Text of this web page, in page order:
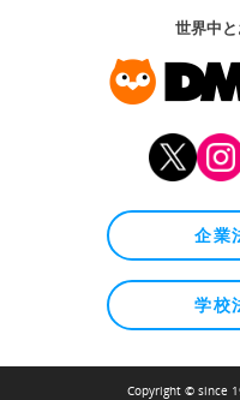
世界中
企業
学校
Copyright © since